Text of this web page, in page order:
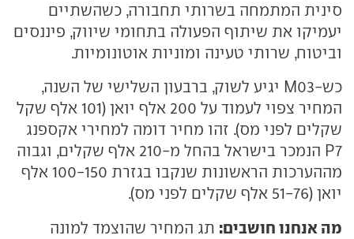
סינית המתמחה בשרותי תחבורה, כשהשתיים
יעמיקו את שיתוף הפעולה בתחומי שיווק, פיננסים
וביטוח, שרותי טעינה ומוניות אוטונומיות.
כש-M03 יגיע לשוק, ברבעון השלישי של השנה,
המחיר צפוי לעמוד על 200 אלף יואן (101 אלף שקל
שקלים לפני מס). זהו מחיר דומה למחירי אקספנג
P7 הנמכר בישראל בהחל מ-210 אלף שקלים, וגבוה
מההערכות הראשונות שנקבו בגזרת 100-150 אלף
יואן (51-76 אלף שקלים לפני מס).
מה אנחנו חושבים: תג המחיר שהוצמד למונה